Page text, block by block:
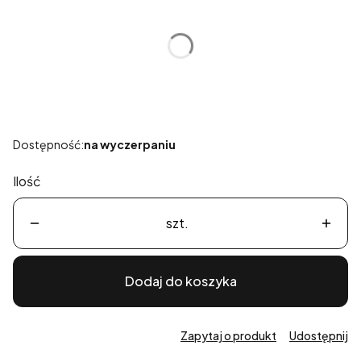
Dostępność:na wyczerpaniu
Ilość
szt.
Dodaj do koszyka
Zapytaj o produkt Udostępnij